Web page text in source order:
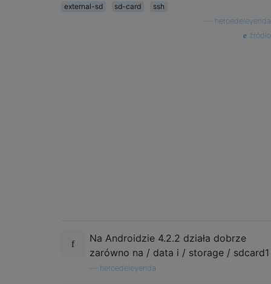
external-sd sd-card
ssh
heroedeleyenda
źródło
Na Androidzie 4.2.2 działa dobrze
zarówno na / data i / storage / sdcard1
heroedeleyenda